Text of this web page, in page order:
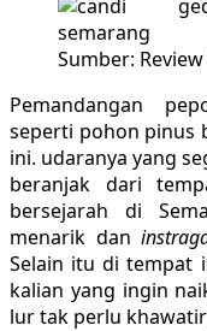
Sumber:
Pemandangan
seperti pohon pinus
ini. udaranya yang
beranjak dari
bersejarah di
menarik dan
Selain itu di tempat
kalian yang ingin
lur tak perlu